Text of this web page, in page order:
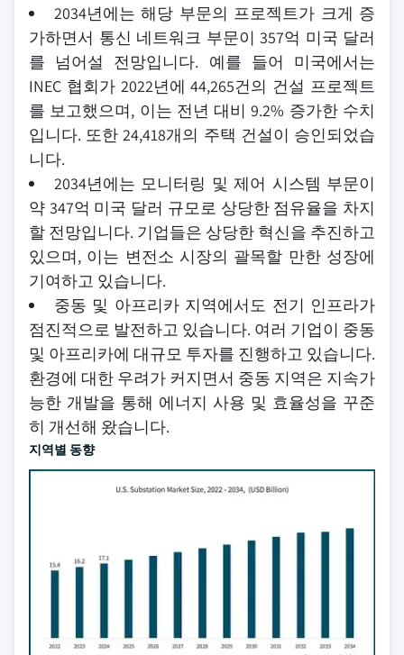
2034년에는 해당 부문의 프로젝트가 크게 증
가하면서 통신 네트워크 부문이 357억 미국 달러
를 넘어설 전망입니다. 예를 들어 미국에서는
INEC 협회가 2022년에 44,265건의 건설 프로젝트
를 보고했으며, 이는 전년 대비 9.2% 증가한 수치
입니다. 또한 24,418개의 주택 건설이 승인되었습
니다.
2034년에는 모니터링 및 제어 시스템 부문이
약 347억 미국 달러 규모로 상당한 점유율을 차지
할 전망입니다. 기업들은 상당한 혁신을 추진하고
있으며, 이는 변전소 시장의 괄목할 만한 성장에
기여하고 있습니다.
중동 및 아프리카 지역에서도 전기 인프라가
점진적으로 발전하고 있습니다. 여러 기업이 중동
및 아프리카에 대규모 투자를 진행하고 있습니다.
환경에 대한 우려가 커지면서 중동 지역은 지속가
능한 개발을 통해 에너지 사용 및 효율성을 꾸준
히 개선해 왔습니다.
지역별 동향